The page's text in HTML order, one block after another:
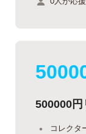
500000
コレクタ